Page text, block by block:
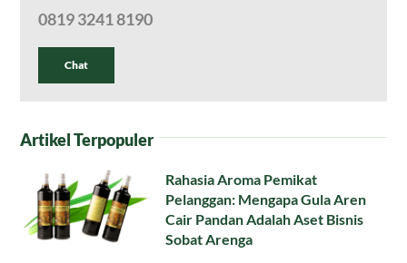
0819 3241 8190
Chat
Artikel Terpopuler
Rahasia Aroma Pemikat
Pelanggan: Mengapa Gula Aren
Cair Pandan Adalah Aset Bisnis
Sobat Arenga